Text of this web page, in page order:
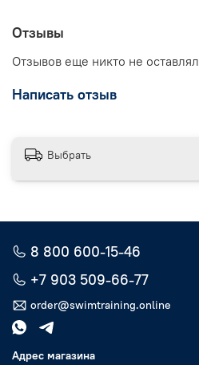
Отзывы
Отзывов еще никто не оставлял
Написать отзыв
Выбрать
8 800 600-15-46
+7 903 509-66-77
order@swimtraining.online
Адрес магазина